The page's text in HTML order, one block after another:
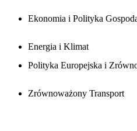
Ekonomia i Polityka
Energia i Klimat
Polityka Europejska i
Zrównoważony Transport